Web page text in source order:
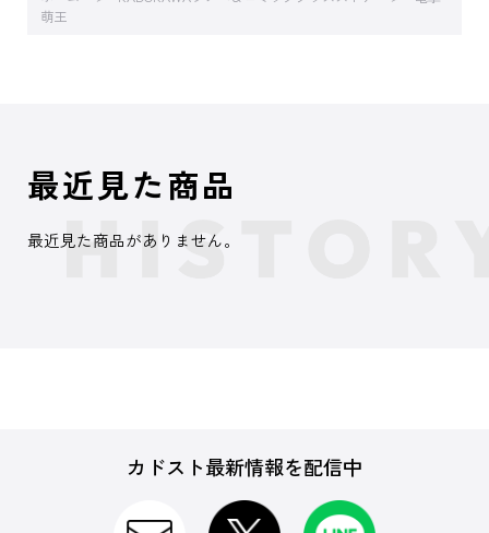
萌王
最近見た商品
最近見た商品がありません。
カドスト最新情報を配信中